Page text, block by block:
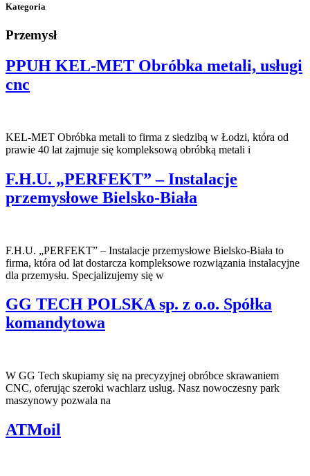
Kategoria
Przemysł
PPUH KEL-MET Obróbka metali, usługi
cnc
KEL-MET Obróbka metali to firma z siedzibą w Łodzi, która od
prawie 40 lat zajmuje się kompleksową obróbką metali i
F.H.U. „PERFEKT” – Instalacje
przemysłowe Bielsko-Biała
F.H.U. „PERFEKT” – Instalacje przemysłowe Bielsko-Biała to
firma, która od lat dostarcza kompleksowe rozwiązania instalacyjne
dla przemysłu. Specjalizujemy się w
GG TECH POLSKA sp. z o.o. Spółka
komandytowa
W GG Tech skupiamy się na precyzyjnej obróbce skrawaniem
CNC, oferując szeroki wachlarz usług. Nasz nowoczesny park
maszynowy pozwala na
ATMoil